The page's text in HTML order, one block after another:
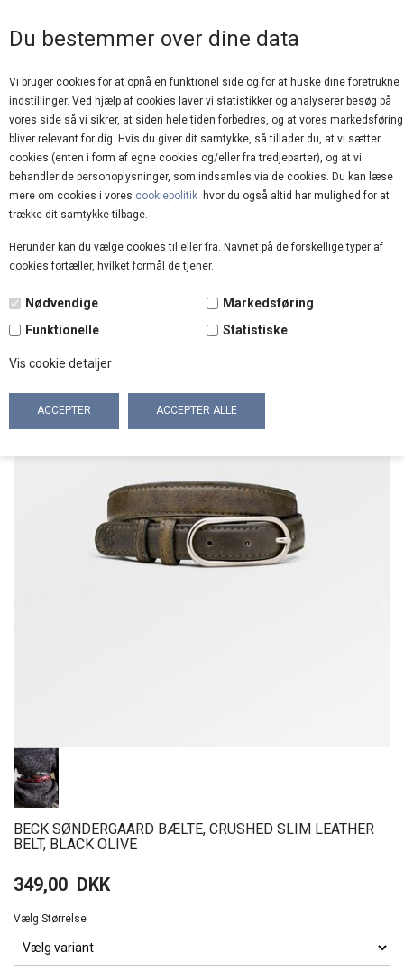
Du bestemmer over dine data
Vi bruger cookies for at opnå en funktionel side og for at huske dine foretrukne
indstillinger. Ved hjælp af cookies laver vi statistikker og analyserer besøg på
vores side så vi sikrer, at siden hele tiden forbedres, og at vores markedsføring
bliver relevant for dig. Hvis du giver dit samtykke, så tillader du, at vi sætter
cookies (enten i form af egne cookies og/eller fra tredjeparter), og at vi
behandler de personoplysninger, som indsamles via de cookies. Du kan læse
mere om cookies i vores cookiepolitik hvor du også altid har mulighed for at
trække dit samtykke tilbage.
Herunder kan du vælge cookies til eller fra. Navnet på de forskellige typer af
cookies fortæller, hvilket formål de tjener.
Nødvendige
Markedsføring
Funktionelle
Statistiske
Vis cookie detaljer
Forside» Brands»Beck Söndergaard
BECK SØNDERGAARD BÆLTE, CRUSHED SLIM LEATHER
BELT, BLACK OLIVE
349,00 DKK
Vælg Størrelse